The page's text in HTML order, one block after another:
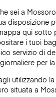
sei a
disposizione
qui sotto
i tuoi
servizio di
per
utilizzando
situata a